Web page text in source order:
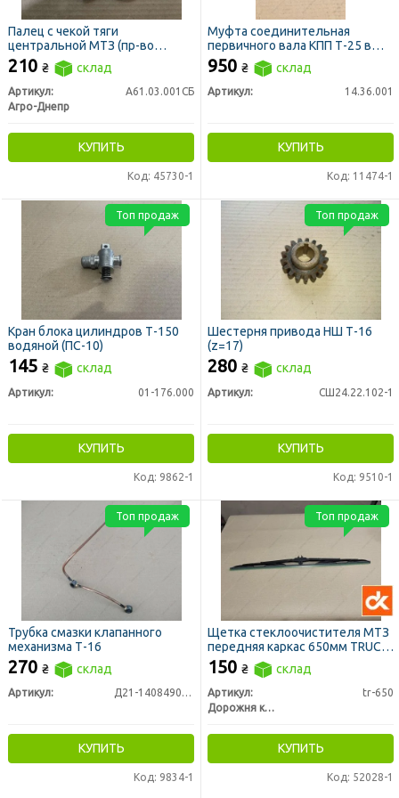
Палец с чекой тяги
центральной МТЗ (пр-во
Украина)
210 ₴ склад
Артикул:
А61.03.001СБ
Агро-Днепр
КУПИТЬ
Код: 45730-1
Муфта соединительная
первичного вала КПП Т-25 в
сборе
950 ₴ склад
Артикул: 14.36.001
КУПИТЬ
Код: 11474-1
Кран блока цилиндров Т-150
водяной (ПС-10)
145 ₴ склад
Артикул: 01-176.000
КУПИТЬ
Код: 9862-1
Топ продаж
Шестерня привода НШ Т-16
(z=17)
280 ₴ склад
Артикул: СШ24.22.102-1
КУПИТЬ
Код: 9510-1
Топ продаж
Трубка смазки клапанного
механизма Т-16
270 ₴ склад
Артикул: Д21-1408490А2
КУПИТЬ
Код: 9834-1
Топ продаж
Щетка стеклоочистителя МТЗ
передняя каркас 650мм TRUCK
(ДК)
150 ₴ склад
Артикул:
tr-650
Дорожня карта
КУПИТЬ
Код: 52028-1
Топ продаж